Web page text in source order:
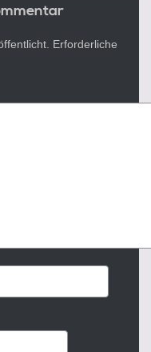
Erforderliche